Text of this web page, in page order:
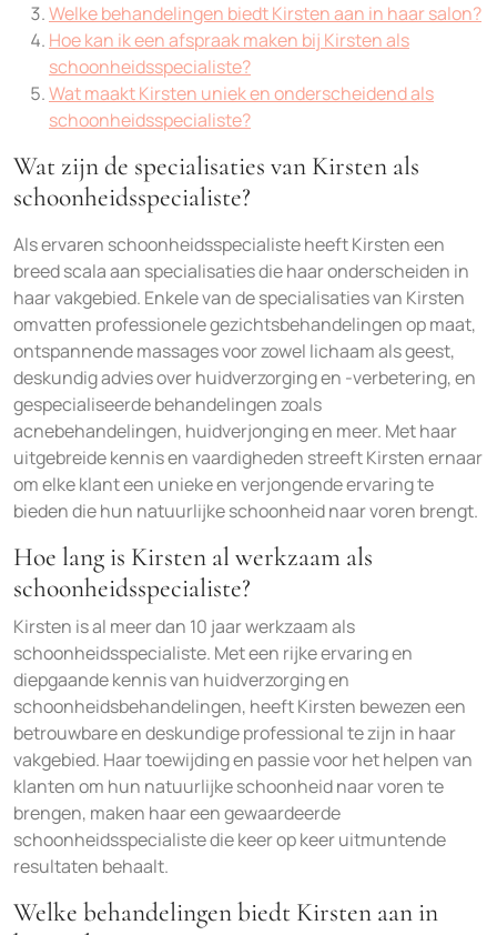
Welke behandelingen biedt Kirsten aan in haar salon?
Hoe kan ik een afspraak maken bij Kirsten als
schoonheidsspecialiste?
Wat maakt Kirsten uniek en onderscheidend als
schoonheidsspecialiste?
Wat zijn de specialisaties van Kirsten als
schoonheidsspecialiste?
Als ervaren schoonheidsspecialiste heeft Kirsten een
breed scala aan specialisaties die haar onderscheiden in
haar vakgebied. Enkele van de specialisaties van Kirsten
omvatten professionele gezichtsbehandelingen op maat,
ontspannende massages voor zowel lichaam als geest,
deskundig advies over huidverzorging en -verbetering, en
gespecialiseerde behandelingen zoals
acnebehandelingen, huidverjonging en meer. Met haar
uitgebreide kennis en vaardigheden streeft Kirsten ernaar
om elke klant een unieke en verjongende ervaring te
bieden die hun natuurlijke schoonheid naar voren brengt.
Hoe lang is Kirsten al werkzaam als
schoonheidsspecialiste?
Kirsten is al meer dan 10 jaar werkzaam als
schoonheidsspecialiste. Met een rijke ervaring en
diepgaande kennis van huidverzorging en
schoonheidsbehandelingen, heeft Kirsten bewezen een
betrouwbare en deskundige professional te zijn in haar
vakgebied. Haar toewijding en passie voor het helpen van
klanten om hun natuurlijke schoonheid naar voren te
brengen, maken haar een gewaardeerde
schoonheidsspecialiste die keer op keer uitmuntende
resultaten behaalt.
Welke behandelingen biedt Kirsten aan in